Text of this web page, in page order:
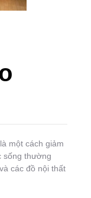
một cách giảm
sống thường
các đồ nội thất